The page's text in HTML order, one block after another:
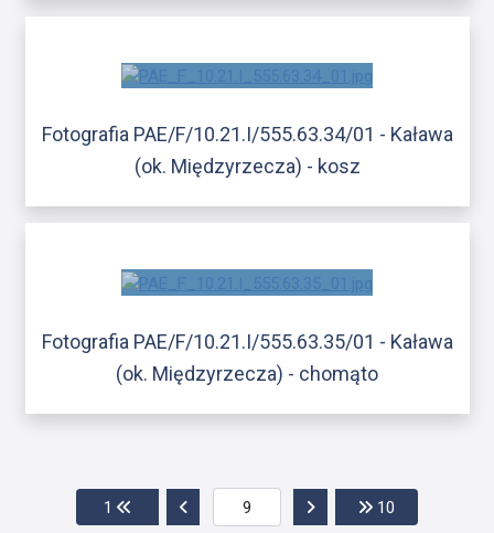
Fotografia PAE/F/10.21.I/555.63.34/01 - Kaława
(ok. Międzyrzecza) - kosz
Fotografia PAE/F/10.21.I/555.63.35/01 - Kaława
(ok. Międzyrzecza) - chomąto
1 Przejdź do pierwszej strony
Przejdź do poprzedniej strony
Przejdź do następnej
10